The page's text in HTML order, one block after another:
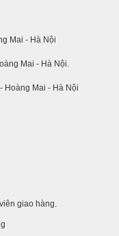
Mai - Hà Nội
Mai - Hà Nội.
Hoàng Mai - Hà Nội
giao hàng.